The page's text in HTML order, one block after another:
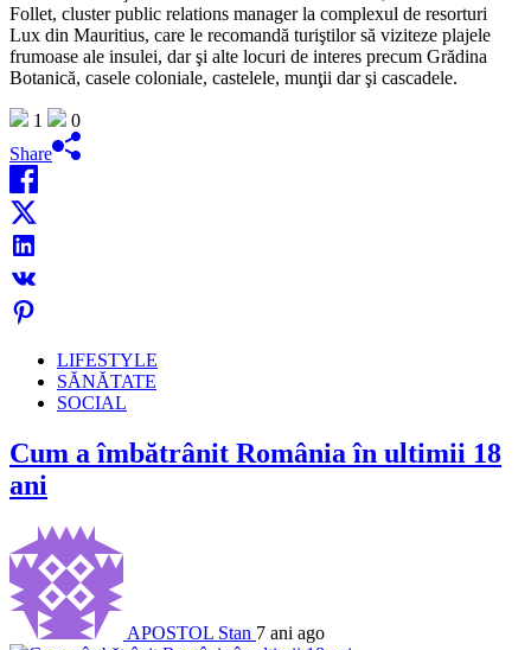
Follet, cluster public relations manager la complexul de resorturi
Lux din Mauritius, care le recomandă turiştilor să viziteze plajele
frumoase ale insulei, dar şi alte locuri de interes precum Grădina
Botanică, casele coloniale, castelele, munţii dar şi cascadele.
1
0
Share
LIFESTYLE
SĂNĂTATE
SOCIAL
Cum a îmbătrânit România în ultimii 18
ani
APOSTOL Stan 7 ani ago